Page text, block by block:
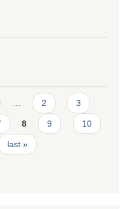
… 2 3
8 9 10
last »